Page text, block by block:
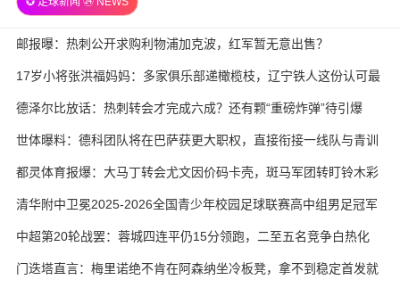
邮报曝：热刺公开求购利物浦加克波，红军暂无意出售？
17岁小将张洪福妈妈：多家俱乐部递橄榄枝，辽宁铁人这份认可最
实在
德泽尔比放话：热刺转会才完成六成？还有颗“重磅炸弹”待引爆
世体曝料：德科团队将在巴萨获更大职权，直接衔接一线队与青训
都灵体育报爆：大马丁转会尤文因价码卡壳，斑马军团转盯铃木彩
艳与维卡里奥
清华附中卫冕2025-2026全国青少年校园足球联赛高中组男足冠军
中超第20轮战罢：蓉城四连平仍15分领跑，二至五名竞争白热化
门迭塔直言：梅里诺绝不肯在阿森纳坐冷板凳，拿不到稳定首发就